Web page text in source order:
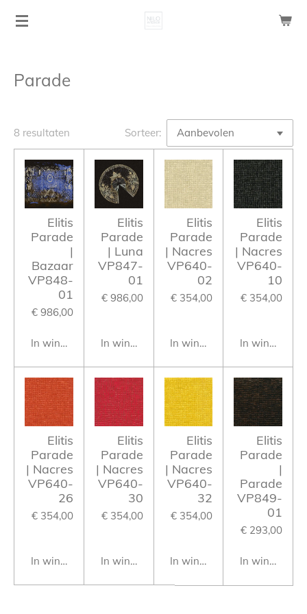
Ga
hoofdinhoud
Parade
8 resultaten Sorteer:
Elitis
Parade
|
Bazaar
VP848-
01
€ 986,00
In winkelwagen
Elitis
Parade
| Luna
VP847-
01
€ 986,00
In winkelwagen
Elitis
Parade
| Nacres
VP640-
02
€ 354,00
In winkelwagen
Elitis
Parade
| Nacres
VP640-
10
€ 354,00
In
Elitis
Parade
| Nacres
VP640-
26
€ 354,00
In winkelwagen
Elitis
Parade
| Nacres
VP640-
30
€ 354,00
In winkelwagen
Elitis
Parade
| Nacres
VP640-
32
€ 354,00
In winkelwagen
Elitis
Parade
|
Parade
VP849-
01
€ 293,00
In